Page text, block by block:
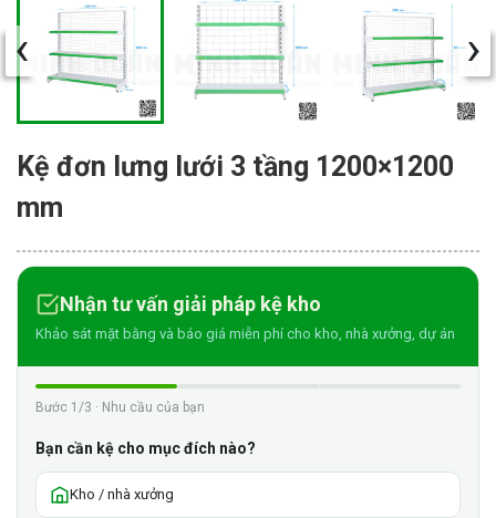
‹ ›
Kệ đơn lưng lưới 3 tầng 1200×1200
mm
Nhận tư vấn giải pháp kệ kho
Khảo sát mặt bằng và báo giá miễn phí cho kho, nhà xưởng, dự án
Bước 1/3 · Nhu cầu của bạn
Bạn cần kệ cho mục đích nào?
Kho / nhà xưởng